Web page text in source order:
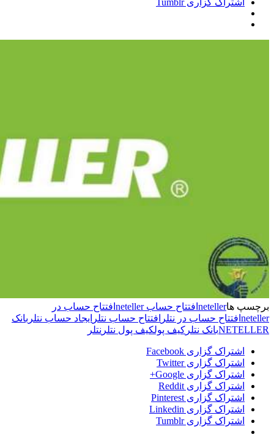
اشتراک گزاری Tumblr
برچسپ هاneteller افتتاح حساب neteller
افتتاح حساب در
neteller افتتاح حساب در نتلر افتتاح حساب نتلر ایجاد حساب نتلر بانک
NETELLERبانک نتلر کیف پولکیف پول نتلر نتلر
اشتراک گزاری Facebook
اشتراک گزاری Twitter
اشتراک گزاری Google+
اشتراک گزاری Reddit
اشتراک گزاری Pinterest
اشتراک گزاری Linkedin
اشتراک گزاری Tumblr